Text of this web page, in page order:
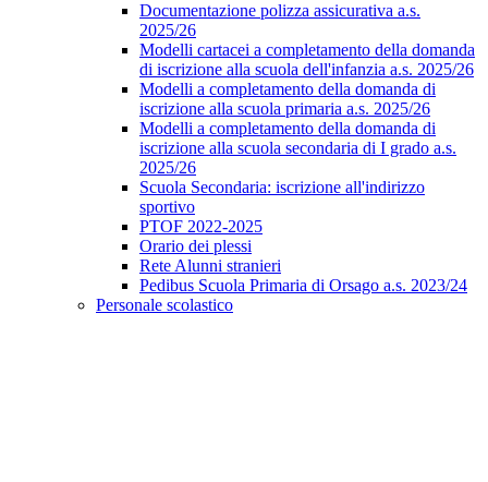
Documentazione polizza assicurativa a.s.
2025/26
Modelli cartacei a completamento della domanda
di iscrizione alla scuola dell'infanzia a.s. 2025/26
Modelli a completamento della domanda di
iscrizione alla scuola primaria a.s. 2025/26
Modelli a completamento della domanda di
iscrizione alla scuola secondaria di I grado a.s.
2025/26
Scuola Secondaria: iscrizione all'indirizzo
sportivo
PTOF 2022-2025
Orario dei plessi
Rete Alunni stranieri
Pedibus Scuola Primaria di Orsago a.s. 2023/24
Personale scolastico